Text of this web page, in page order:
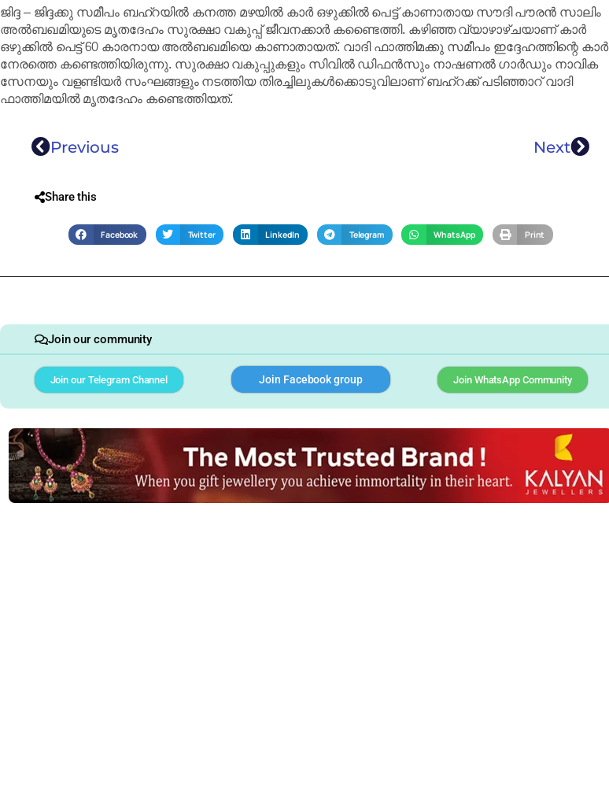
ജിദ്ദ – ജിദ്ദക്കു സമീപം ബഹ്‌റയില്‍ കനത്ത മഴയിൽ കാര്‍ ഒഴുക്കില്‍ പെട്ട് കാണാതായ സൗദി പൗരന്‍ സാലിം
അല്‍ബഖമിയുടെ മൃതദേഹം സുരക്ഷാ വകുപ്പ് ജീവനക്കാർ കണ്ടൈത്തി. കഴിഞ്ഞ വ്യാഴാഴ്ചയാണ് കാര്‍
ഒഴുക്കില്‍ പെട്ട് 60 കാരനായ അല്‍ബഖമിയെ കാണാതായത്. വാദി ഫാത്തിമക്കു സമീപം ഇദ്ദേഹത്തിന്റെ കാര്‍
നേരത്തെ കണ്ടെത്തിയിരുന്നു. സുരക്ഷാ വകുപ്പുകളും സിവില്‍ ഡിഫന്‍സും നാഷണല്‍ ഗാര്‍ഡും നാവിക
സേനയും വളണ്ടിയര്‍ സംഘങ്ങളും നടത്തിയ തിരച്ചിലുകള്‍ക്കൊടുവിലാണ് ബഹ്‌റക്ക് പടിഞ്ഞാറ് വാദി
ഫാത്തിമയില്‍ മൃതദേഹം കണ്ടെത്തിയത്.
Previous Next
Share this
Facebook Twitter LinkedIn Telegram WhatsApp Print
Join our community
Join our Telegram Channel Join Facebook group Join WhatsApp Community